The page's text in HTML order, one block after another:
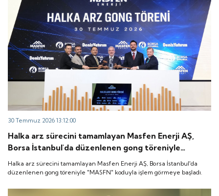
30 Temmuz 2026 13:12:00
Halka arz sürecini tamamlayan Masfen Enerji AŞ,
Borsa İstanbul'da düzenlenen gong töreniyle
"MASFN" koduyla işlem görmeye başladı.
Halka arz sürecini tamamlayan Masfen Enerji AŞ, Borsa İstanbul'da
düzenlenen gong töreniyle "MASFN" koduyla işlem görmeye başladı.